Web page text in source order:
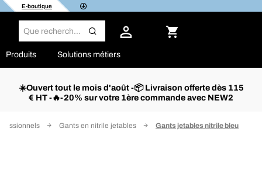
E-boutique
Produits Solutions métiers
☀️Ouvert tout le mois d'août -📦 Livraison offerte dès 115
€ HT -🔥-20% sur votre 1ère commande avec NEW2
Gants en nitrile jetables Gants jetables nitrile bleu